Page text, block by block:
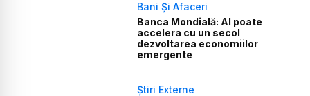
Bani Și Afaceri
Banca Mondială: AI poate
accelera cu un secol
dezvoltarea economiilor
emergente
Știri Externe